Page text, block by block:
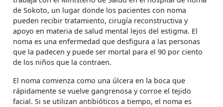
de Sokoto, un lugar donde los pacientes con noma
pueden recibir tratamiento, cirugía reconstructiva y
apoyo en materia de salud mental lejos del estigma. El
noma es una enfermedad que desfigura a las personas
que la padecen y puede ser mortal para el 90 por ciento
de los niños que la contraen.
El noma comienza como una úlcera en la boca que
rápidamente se vuelve gangrenosa y corroe el tejido
facial. Si se utilizan antibióticos a tiempo, el noma es